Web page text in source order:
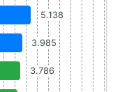
5.138
3.985
3.786